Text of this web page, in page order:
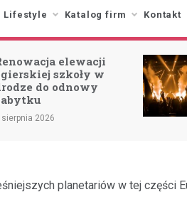
Lifestyle Katalog firm Kontakt
MORORUN: dołącz do
zespołu
planetariów w tej części